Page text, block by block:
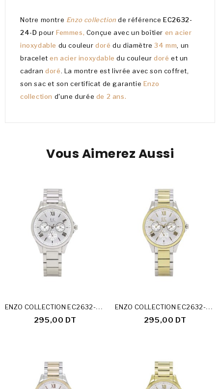
Notre montre Enzo collection de référenceEC2632-
24-D pourFemmes, Conçue avec un boîtier en acier
inoxydable du couleurdorédu diamètre34 mm, un
braceleten acier inoxydabledu couleurdoréet un
cadran doré. La montre est livrée avec son coffret,
son sac et son certificat de garantie Enzo
collection d'une durée de 2 ans.
Vous Aimerez Aussi
E
NZO COLLECTION EC2632-24-A
295,00 DT
E
NZO COLLECTION EC2632-24-B
295,00 DT